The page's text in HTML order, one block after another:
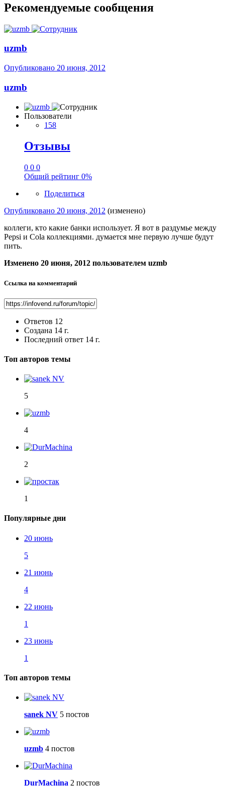
Рекомендуемые сообщения
uzmb
Опубликовано 20 июня, 2012
uzmb
Пользователи
158
Отзывы
0 0 0
Общий рейтинг 0%
Поделиться
Опубликовано 20 июня, 2012 (изменено)
коллеги, кто какие банки использует. Я вот в раздумье между
Pepsi и Cola коллекциями. думается мне первую лучше будут
пить.
Изменено 20 июня, 2012 пользователем uzmb
Ссылка на комментарий
Ответов 12
Создана 14 г.
Последний ответ 14 г.
Топ авторов темы
5
4
2
1
Популярные дни
20 июнь
5
21 июнь
4
22 июнь
1
23 июнь
1
Топ авторов темы
sanek NV 5 постов
uzmb 4 постов
DurMachina 2 постов